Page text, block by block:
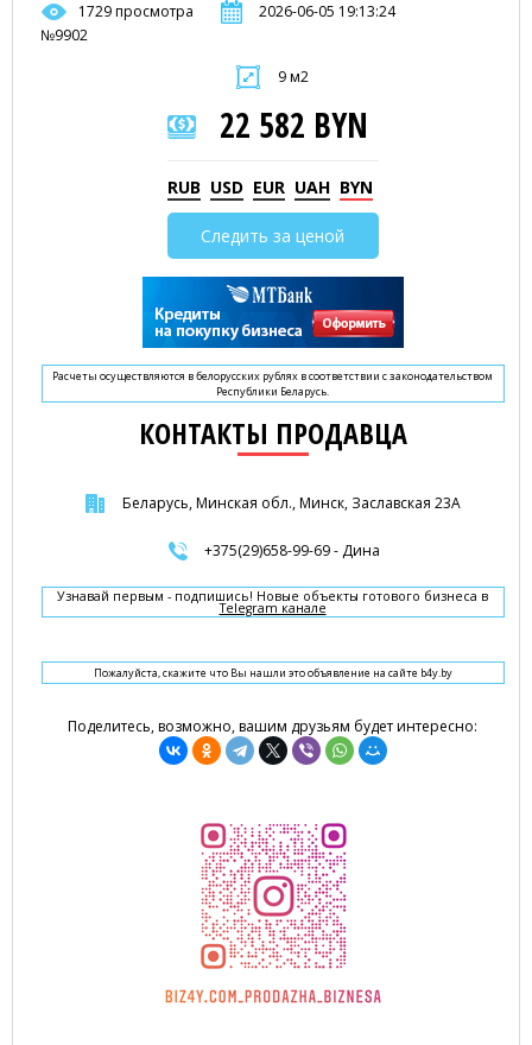
1729 просмотра
2026-06-05 19:13:24
№9902
9 м2
22 582 BYN
RUB USD EUR UAH BYN
Следить за ценой
Расчеты осуществляются в белорусских рублях в соответствии с законодательством
Республики Беларусь.
КОНТАКТЫ ПРОДАВЦА
Беларусь, Минская обл., Минск, Заславская 23А
+375(29)658-99-69 - Дина
Узнавай первым - подпишись! Новые объекты готового бизнеса в
Telegram канале
Пожалуйста, скажите что Вы нашли это объявление на сайте b4y.by
Поделитесь, возможно, вашим друзьям будет интересно: